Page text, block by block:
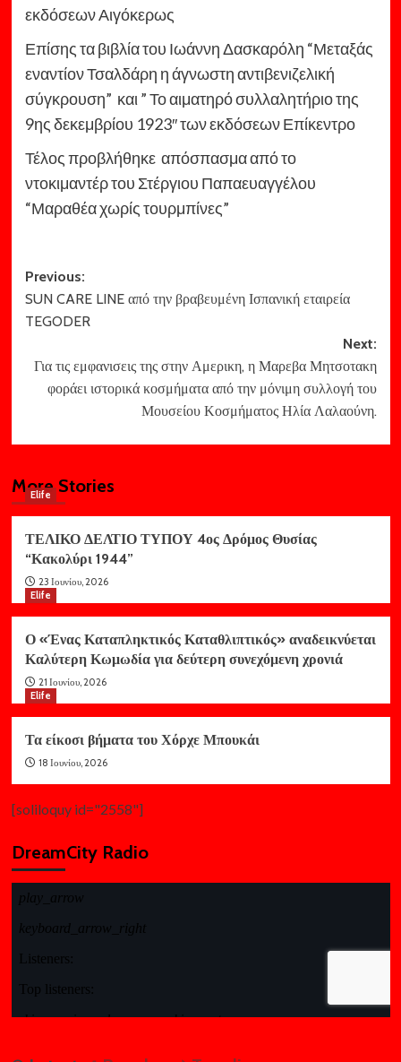
εκδόσεων Αιγόκερως
Επίσης τα βιβλία του Ιωάννη Δασκαρόλη “Μεταξάς
εναντίον Τσαλδάρη η άγνωστη αντιβενιζελική
σύγκρουση” και ” Το αιματηρό συλλαλητήριο της
9ης δεκεμβρίου 1923″ των εκδόσεων Επίκεντρο
Τέλος προβλήθηκε απόσπασμα από το
ντοκιμαντέρ του Στέργιου Παπαευαγγέλου
“Μαραθέα χωρίς τουρμπίνες”
Post
navigation
Previous:
SUN CARE LINE από την βραβευμένη Ισπανική εταιρεία
TEGODER
Next:
Για τις εμφανισεις της στην Αμερικη, η Μαρεβα Μητσοτακη
φοράει ιστορικά κοσμήματα από την μόνιμη συλλογή του
Μουσείου Κοσμήματος Ηλία Λαλαούνη.
More Stories
Elife
ΤΕΛΙΚΟ ΔΕΛΤΙΟ ΤΥΠΟΥ 4ος Δρόμος Θυσίας
“Κακολύρι 1944”
23 Ιουνίου, 2026
Elife
Ο «Ένας Καταπληκτικός Καταθλιπτικός» αναδεικνύεται
Καλύτερη Κωμωδία για δεύτερη συνεχόμενη χρονιά
21 Ιουνίου, 2026
Elife
Τα είκοσι βήματα του Χόρχε Μπουκάι
18 Ιουνίου, 2026
[soliloquy id="2558"]
DreamCity Radio